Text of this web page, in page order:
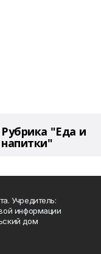
Рубрика "Еда и
напитки"
Учредитель:
информации
дом